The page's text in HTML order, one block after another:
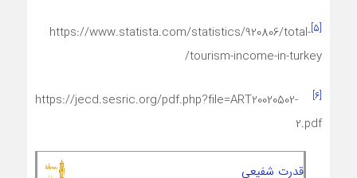
[۵] https://www.statista.com/statistics/920806/total-
tourism-income-in-turkey/
[۶]
https://jecd.sesric.org/pdf.php?file=ART20020502-
2.pdf
قدرت شفیعی